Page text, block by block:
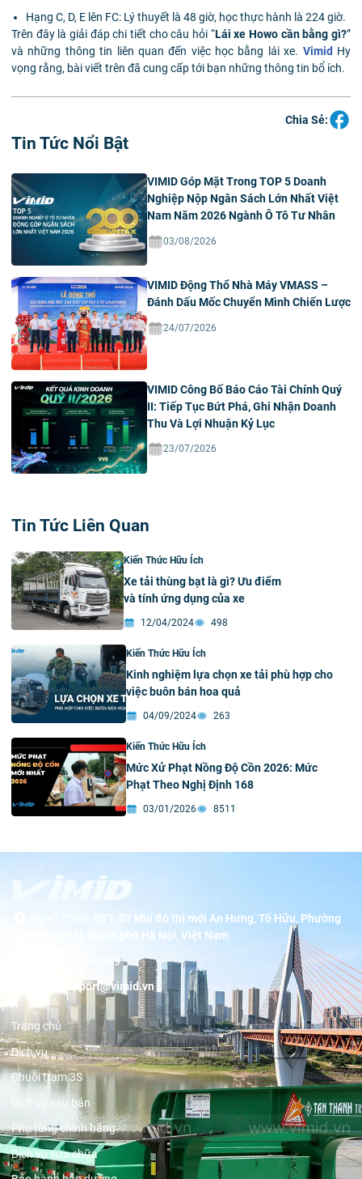
Hạng C, D, E lên FC: Lý thuyết là 48 giờ, học thực hành là 224 giờ.
Trên đây là giải đáp chi tiết cho câu hỏi “Lái xe Howo cần bằng gì?”
và những thông tin liên quan đến việc học bằng lái xe. Vimid Hy
vọng rằng, bài viết trên đã cung cấp tới bạn những thông tin bổ ích.
Chia Sẻ:
Tin Tức Nổi Bật
VIMID Góp Mặt Trong TOP 5 Doanh
Nghiệp Nộp Ngân Sách Lớn Nhất Việt
Nam Năm 2026 Ngành Ô Tô Tư Nhân
03/08/2026
VIMID Động Thổ Nhà Máy VMASS –
Đánh Dấu Mốc Chuyển Mình Chiến Lược
24/07/2026
VIMID Công Bố Báo Cáo Tài Chính Quý
II: Tiếp Tục Bứt Phá, Ghi Nhận Doanh
Thu Và Lợi Nhuận Kỷ Lục
23/07/2026
Tin Tức Liên Quan
Kiến Thức Hữu Ích
Xe tải thùng bạt là gì? Ưu điểm
và tính ứng dụng của xe
12/04/2024 498
Kiến Thức Hữu Ích
Kinh nghiệm lựa chọn xe tải phù hợp cho
việc buôn bán hoa quả
04/09/2024 263
Kiến Thức Hữu Ích
Mức Xử Phạt Nồng Độ Cồn 2026: Mức
Phạt Theo Nghị Định 168
03/01/2026 8511
BT1-07 khu đô thị mới An Hưng, Tố Hữu, Phường
Dương Nội, thành phố Hà Nội, Việt Nam
19001089
support@vimid.vn
Trang chủ
Dịch vụ
Chuỗi trạm 3S
Dịch vụ sau bán
Phụ tùng chính hãng
Dịch vụ sửa chữa